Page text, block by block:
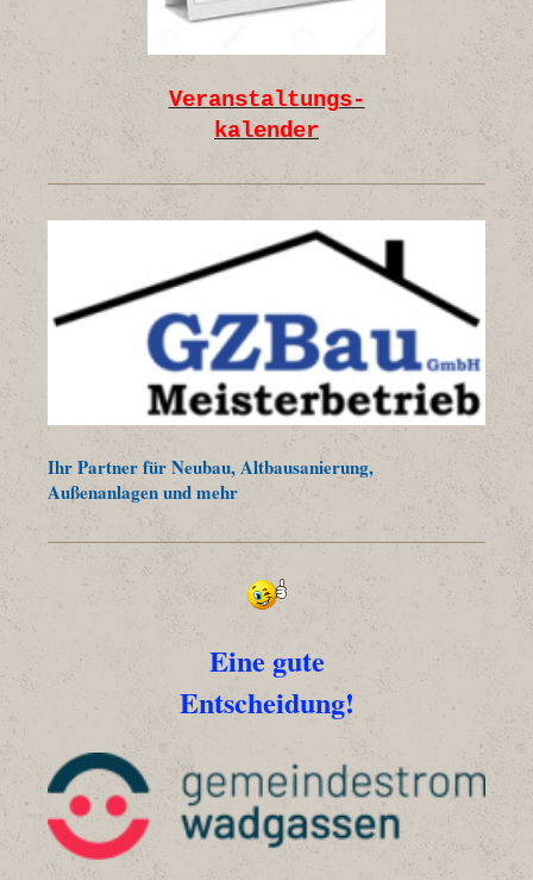
Veranstaltungs-
kalender
Ihr Partner für Neubau, Altbausanierung,
Außenanlagen und mehr
Eine gute
Entscheidung!